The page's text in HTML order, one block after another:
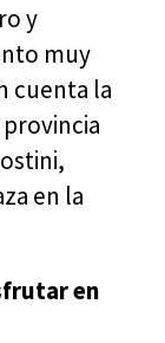
y
muy
cuenta la
en la
en